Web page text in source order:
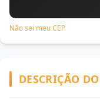
Não sei meu CEP
DESCRIÇÃO